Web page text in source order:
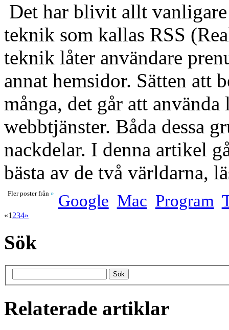
Det har blivit allt
teknik som kallas RSS
teknik låter användare
annat hemsidor. Sätten att
många, det går att
webbtjänster. Båda dessa
nackdelar. I denna artikel
bästa av de två världarna,
Fler poster från» Google Mac Program
«1 234»
Sök
Relaterade artiklar